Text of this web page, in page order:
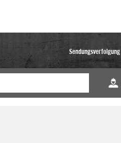
Sendungsverfolgung